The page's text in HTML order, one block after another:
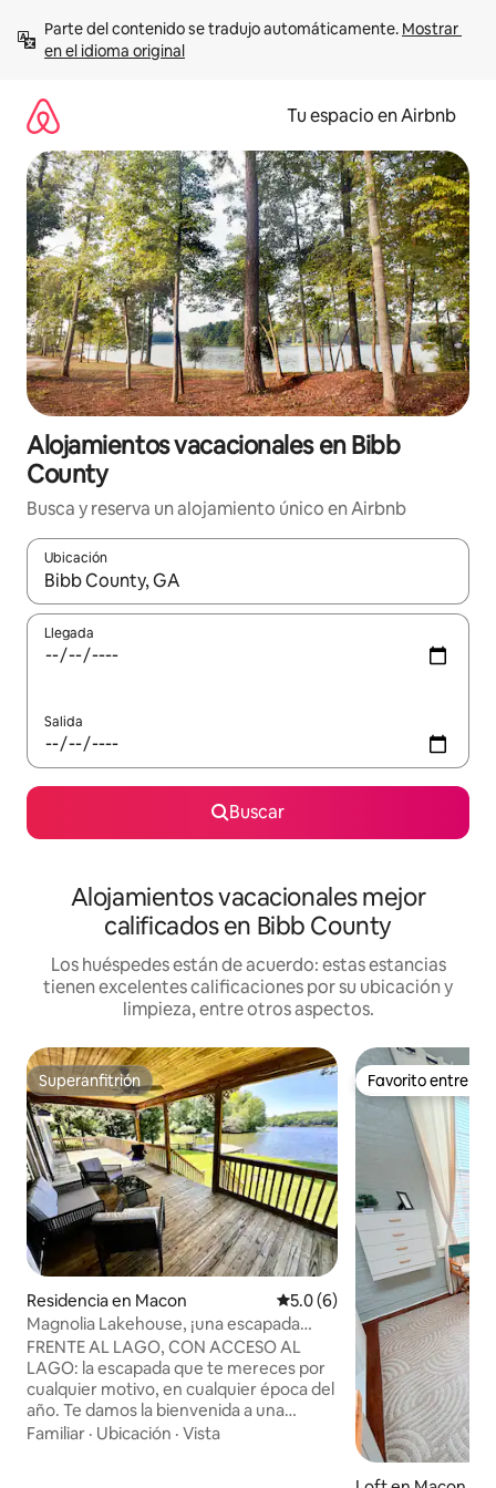
contenido
Parte del contenido se tradujo automáticamente. Mostrar
en el idioma original
Tu espacio en Airbnb
Alojamientos vacacionales en Bibb
County
Busca y reserva un alojamiento único en Airbnb
Ubicación
Cuando los resultados estén disponibles, podrás navegar
Llegada
Salida
Buscar
Alojamientos vacacionales mejor
calificados en Bibb County
Los huéspedes están de acuerdo: estas estancias
tienen excelentes calificaciones por su ubicación y
limpieza, entre otros aspectos.
Superanfitrión
Superanfitrión
Residencia en Macon Calificación promedio: 5.0
5.0 (6)
Magnolia Lakehouse, ¡una escapada
tranquila frente al lago!
FRENTE AL LAGO, CON ACCESO AL
LAGO: la escapada que te mereces por
cualquier motivo, en cualquier época del
año. Te damos la bienvenida a una
propiedad frente al lago. Disfruta de la
Familiar · Ubicación · Vista
Favorito entre
Favorito entre